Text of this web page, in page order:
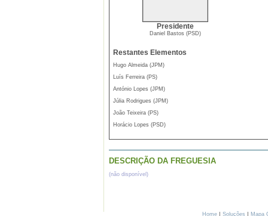
Presidente
Daniel Bastos (PSD)
Restantes Elementos
Hugo Almeida (JPM)
Luís Ferreira (PS)
António Lopes (JPM)
Júlia Rodrigues (JPM)
João Teixeira (PS)
Horácio Lopes (PSD)
DESCRIÇÃO DA FREGUESIA
(não disponível)
Home | Soluções | Mapa